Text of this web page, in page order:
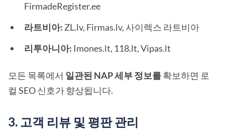
FirmadeRegister.ee
라트비아: ZL.lv, Firmas.lv, 사이렉스 라트비아
리투아니아: Imones.lt, 118.lt, Vipas.lt
모든 목록에서 일관된 NAP 세부 정보를확보하면 로
컬 SEO 신호가 향상됩니다.
3. 고객 리뷰 및 평판 관리